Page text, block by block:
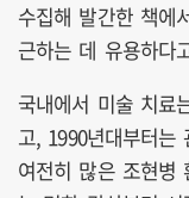
수집해 발간한 책에
근하는 데 유용하다
국내에서 미술 치료
고, 1990년대부터
여전히 많은 조현병